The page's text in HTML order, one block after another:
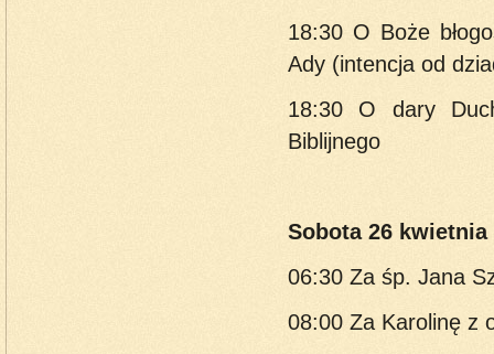
18:30 O Boże
Ady (intencja od
18:30 O dary
Biblijnego
Sobota 26 kwietnia
06:30 Za śp. Jana
08:00 Za Karolinę z